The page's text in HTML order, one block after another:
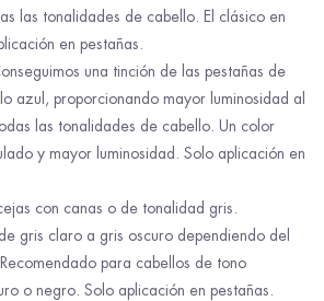
las tonalidades de cabello. El clásico en
en pestañas.
una tinción de las pestañas de
azul, proporcionando mayor luminosidad al
las tonalidades de cabello. Un color
y mayor luminosidad. Solo aplicación en
con canas o de tonalidad gris.
gris claro a gris oscuro dependiendo del
para cabellos de tono
o negro. Solo aplicación en pestañas.